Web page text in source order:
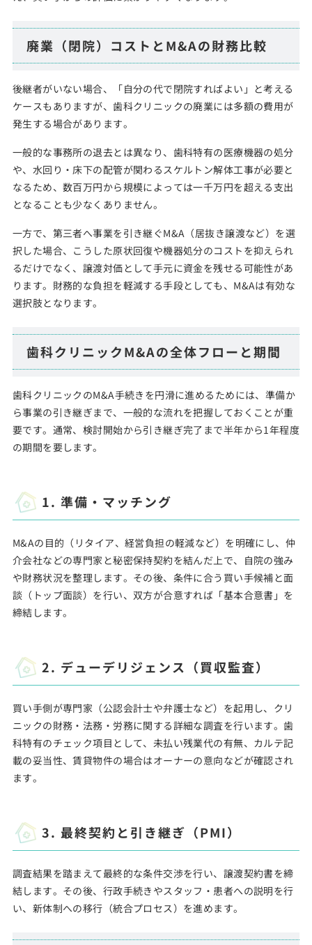
廃業（閉院）コストとM&Aの財務比較
後継者がいない場合、「自分の代で閉院すればよい」と考える
ケースもありますが、歯科クリニックの廃業には多額の費用が
発生する場合があります。
一般的な事務所の退去とは異なり、歯科特有の医療機器の処分
や、水回り・床下の配管が関わるスケルトン解体工事が必要と
なるため、数百万円から規模によっては一千万円を超える支出
となることも少なくありません。
一方で、第三者へ事業を引き継ぐM&A（居抜き譲渡など）を選
択した場合、こうした原状回復や機器処分のコストを抑えられ
るだけでなく、譲渡対価として手元に資金を残せる可能性があ
ります。財務的な負担を軽減する手段としても、M&Aは有効な
選択肢となります。
歯科クリニックM&Aの全体フローと期間
歯科クリニックのM&A手続きを円滑に進めるためには、準備か
ら事業の引き継ぎまで、一般的な流れを把握しておくことが重
要です。通常、検討開始から引き継ぎ完了まで半年から1年程度
の期間を要します。
1. 準備・マッチング
M&Aの目的（リタイア、経営負担の軽減など）を明確にし、仲
介会社などの専門家と秘密保持契約を結んだ上で、自院の強み
や財務状況を整理します。その後、条件に合う買い手候補と面
談（トップ面談）を行い、双方が合意すれば「基本合意書」を
締結します。
2. デューデリジェンス（買収監査）
買い手側が専門家（公認会計士や弁護士など）を起用し、クリ
ニックの財務・法務・労務に関する詳細な調査を行います。歯
科特有のチェック項目として、未払い残業代の有無、カルテ記
載の妥当性、賃貸物件の場合はオーナーの意向などが確認され
ます。
3. 最終契約と引き継ぎ（PMI）
調査結果を踏まえて最終的な条件交渉を行い、譲渡契約書を締
結します。その後、行政手続きやスタッフ・患者への説明を行
い、新体制への移行（統合プロセス）を進めます。